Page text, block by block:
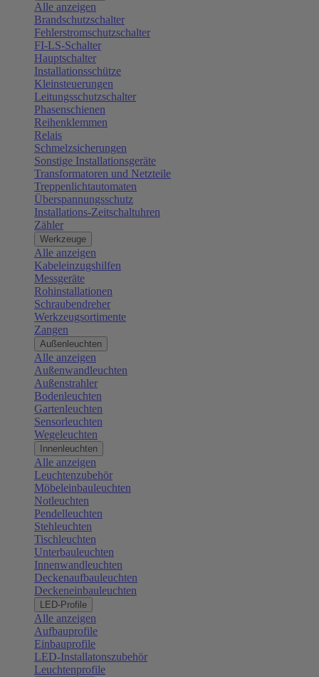
Alle anzeigen
Brandschutzschalter
Fehlerstromschutzschalter
FI-LS-Schalter
Hauptschalter
Installationsschütze
Kleinsteuerungen
Leitungsschutzschalter
Phasenschienen
Reihenklemmen
Relais
Schmelzsicherungen
Sonstige Installationsgeräte
Transformatoren und Netzteile
Treppenlichtautomaten
Überspannungsschutz
Installations-Zeitschaltuhren
Zähler
Werkzeuge
Alle anzeigen
Kabeleinzugshilfen
Messgeräte
Rohinstallationen
Schraubendreher
Werkzeugsortimente
Zangen
Außenleuchten
Alle anzeigen
Außenwandleuchten
Außenstrahler
Bodenleuchten
Gartenleuchten
Sensorleuchten
Wegeleuchten
Innenleuchten
Alle anzeigen
Leuchtenzubehör
Möbeleinbauleuchten
Notleuchten
Pendelleuchten
Stehleuchten
Tischleuchten
Unterbauleuchten
Innenwandleuchten
Deckenaufbauleuchten
Deckeneinbauleuchten
LED-Profile
Alle anzeigen
Aufbauprofile
Einbauprofile
LED-Installatonszubehör
Leuchtenprofile